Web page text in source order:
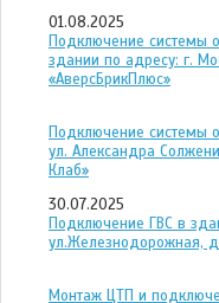
01.08.2025
Подключение системы
здании по адресу: г.
«АверсБрикПлюс»
Подключение системы
ул. Александра
Клаб»
30.07.2025
Подключение ГВС в
ул.Железнодорожная,
Монтаж ЦТП и